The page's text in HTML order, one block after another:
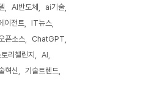
AI반도체
ai기술
이전트
IT뉴스
픈소스
ChatGPT
리챌린지
AI
혁신
기술트렌드